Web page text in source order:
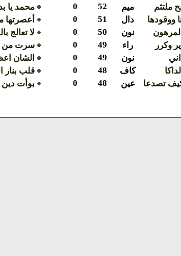
ملتثم
ميم 52
0 محمد يا
ووقودها
دال 51
0 أعصرتها
نون 50
0 لا تعالج
وكرر
راء 49
0 سرت من
نون 49
0 الشان
كاف 48
0 قلب بنار
تصدعا
عين 48
0 بوأت دين